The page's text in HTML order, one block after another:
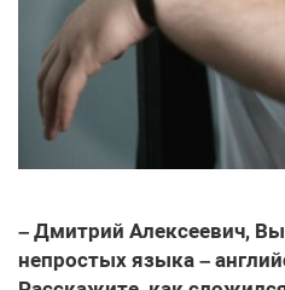
– Дмитрий Алексеевич,
непростых языка –